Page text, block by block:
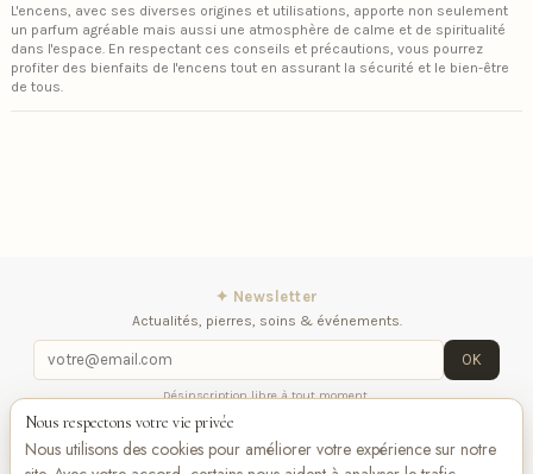
L'encens, avec ses diverses origines et utilisations, apporte non seulement
un parfum agréable mais aussi une atmosphère de calme et de spiritualité
dans l'espace. En respectant ces conseils et précautions, vous pourrez
profiter des bienfaits de l'encens tout en assurant la sécurité et le bien-être
de tous.
✦ Newsletter
Actualités, pierres, soins & événements.
OK
Désinscription libre à tout moment.
Mentions légales
nous
Nous respectons votre vie privée
Nous utilisons des cookies pour améliorer votre expérience sur notre